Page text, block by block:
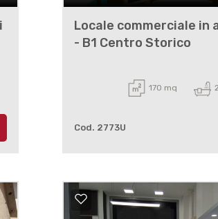
Locale commerciale in
- B1 Centro Storico
170 mq
Cod. 2773U